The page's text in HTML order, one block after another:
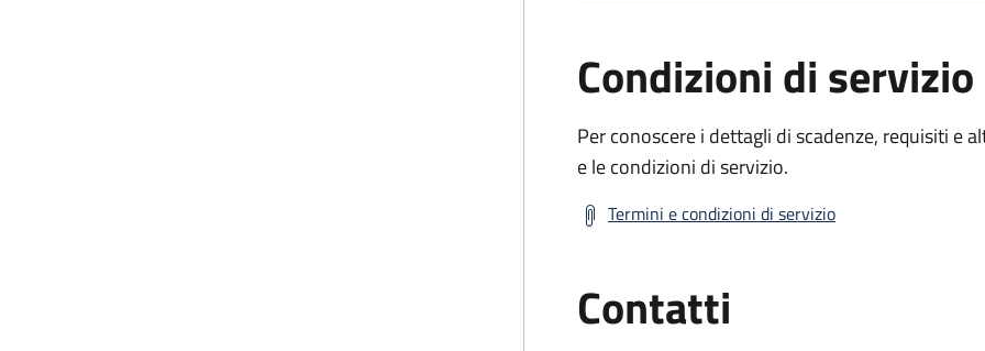
Condizioni di servizio
Per conoscere i dettagli di scadenze, requisiti e
e le condizioni di servizio.
Termini e condizioni di servizio
Contatti